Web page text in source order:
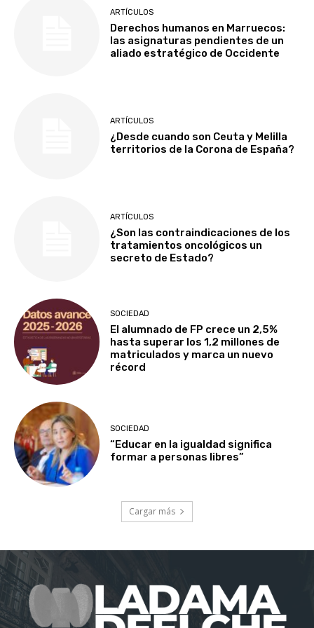
ARTÍCULOS
Derechos humanos en Marruecos:
las asignaturas pendientes de un
aliado estratégico de Occidente
ARTÍCULOS
¿Desde cuando son Ceuta y Melilla
territorios de la Corona de España?
ARTÍCULOS
¿Son las contraindicaciones de los
tratamientos oncológicos un
secreto de Estado?
SOCIEDAD
El alumnado de FP crece un 2,5%
hasta superar los 1,2 millones de
matriculados y marca un nuevo
récord
SOCIEDAD
“Educar en la igualdad significa
formar a personas libres”
Cargar más